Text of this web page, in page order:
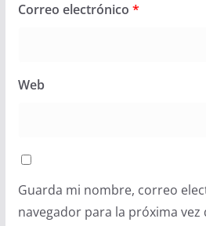
Correo electrónico *
Web
Guarda mi nombre, correo
navegador para la próxima vez